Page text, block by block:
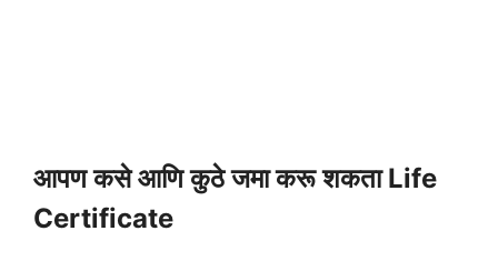
आपण कसे आणि कुठे जमा करू शकता Life
Certificate